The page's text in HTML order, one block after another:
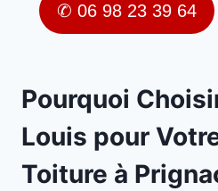
✆ 06 98 23 39 64
Pourquoi
Louis pour
Toiture à